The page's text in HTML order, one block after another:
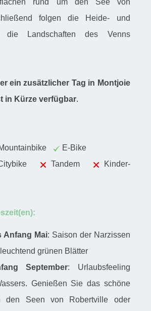
rund um den See von
folgen die Heide- und
die Landschaften des Venns
ein zusätzlicher Tag in Montjoie
in Kürze verfügbar.
E-Bike
Tandem
Kinder-
Anfang Mai: Saison der Narzissen
grünen Blätter
September: Urlaubsfeeling
Genießen Sie das schöne
den Seen von Robertville oder